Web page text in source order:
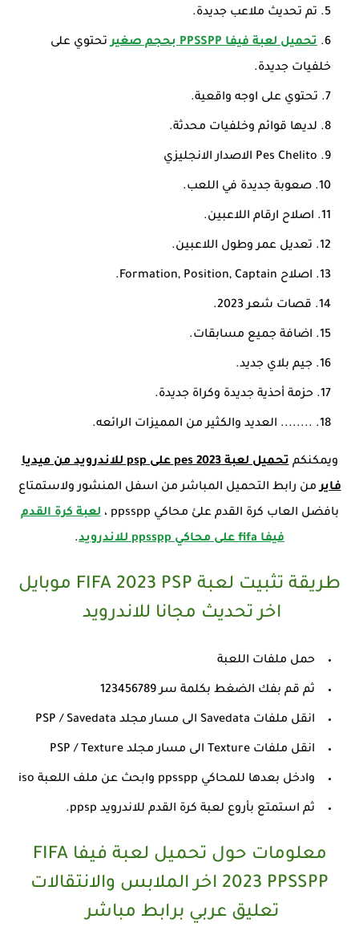
تم تحديث ملاعب جديدة.
تحميل لعبة فيفا PPSSPP بحجم صغير
تحتوي على
خلفيات جديدة.
تحتوي على اوجه واقعية.
لديها قوائم وخلفيات محدثة.
Pes Chelito الاصدار الانجليزي
صعوبة جديدة في اللعب.
اصلاح ارقام اللاعبين.
تعديل عمر وطول اللاعبين.
اصلاح Formation, Position, Captain.
قصات شعر 2023.
اضافة جميع مسابقات.
جيم بلاي جديد.
حزمة أحذية جديدة وكراة جديدة.
........ العديد والكثير من المميزات الرائعه.
ويمكنكم
تحميل لعبة pes 2023 على psp للاندرويد من ميديا
فايرمن رابط التحميل المباشر من اسفل المنشور ولاستمتاع
بافضل العاب كرة القدم علئ محاكي ppsspp ،
لعبة كرة القدم
فيفا fifa على محاكي ppsspp للاندرويد
.
طريقة تثبيت لعبة FIFA 2023 PSP موبايل
اخر تحديث مجانا للاندرويد
حمل ملفات اللعبة
ثم قم بفك الضغط بكلمة سر 123456789
انقل ملفات Savedata الى مسار مجلد PSP / Savedata
انقل ملفات Texture الى مسار مجلد PSP / Texture
وادخل بعدها للمحاكي ppsspp وابحث عن ملف اللعبة iso
ثم استمتع بأروع لعبة كرة القدم للاندرويد ppsp.
معلومات حول تحميل لعبة فيفا FIFA
2023 PPSSPP اخر الملابس والانتقالات
تعليق عربي برابط مباشر